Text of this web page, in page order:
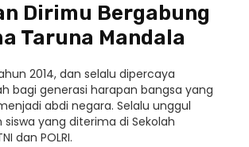
Dirimu Bergabung
Taruna Mandala
2014, dan selalu dipercaya
bagi generasi harapan bangsa yang
abdi negara. Selalu unggul
yang diterima di Sekolah
dan POLRI.